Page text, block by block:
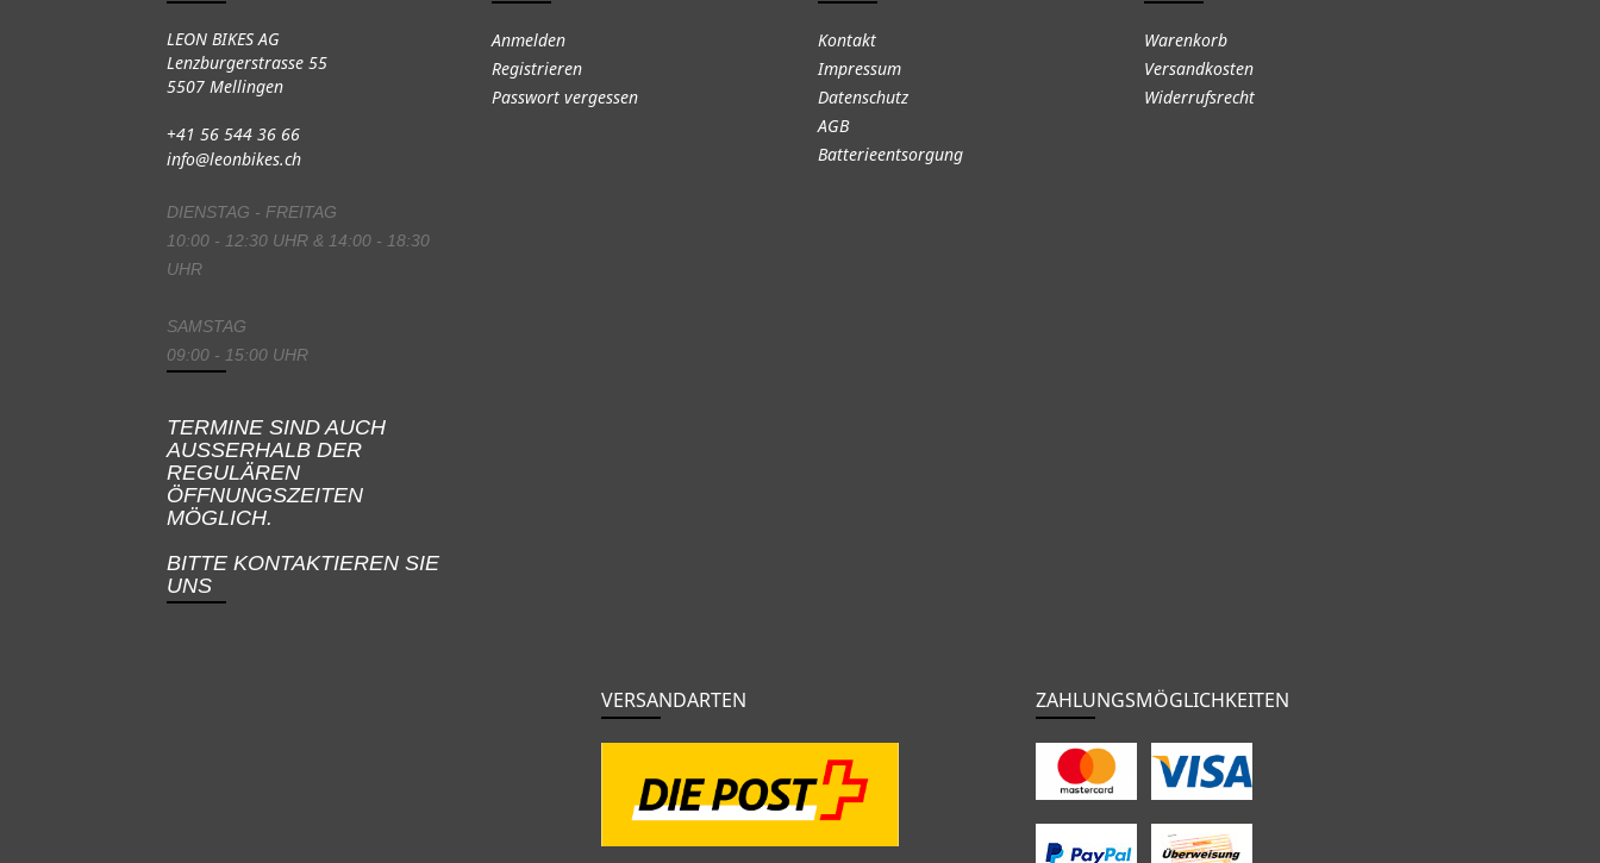
LEON BIKES AG
Lenzburgerstrasse 55
5507 Mellingen
+41 56 544 36 66
info@leonbikes.ch
DIENSTAG - FREITAG
10:00 - 12:30 UHR & 14:00 - 18:30
UHR
SAMSTAG
09:00 - 15:00 UHR
TERMINE SIND AUCH
AUSSERHALB DER
REGULÄREN
ÖFFNUNGSZEITEN
MÖGLICH.
BITTE KONTAKTIEREN SIE
UNS
Anmelden
Registrieren
Passwort vergessen
Kontakt
Impressum
Datenschutz
AGB
Batterieentsorgung
Warenkorb
Versandkosten
Widerrufsrecht
VERSANDARTEN ZAHLUNGSMÖGLICHKEITEN